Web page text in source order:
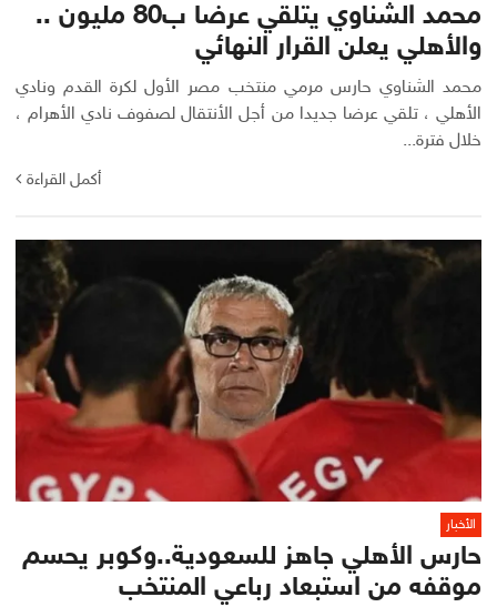
محمد الشناوي يتلقي عرضا ب80 مليون ..
والأهلي يعلن القرار النهائي
محمد الشناوي حارس مرمي منتخب مصر الأول لكرة القدم ونادي
الأهلي ، تلقي عرضا جديدا من أجل الأنتقال لصفوف نادي الأهرام ،
خلال فترة...
أكمل القراءة
الأخبار
حارس الأهلي جاهز للسعودية..وكوبر يحسم
موقفه من استبعاد رباعي المنتخب